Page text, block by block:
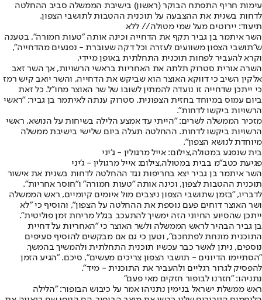
עימות חריף התפתח הבוקר (ראשון) בישיבת הממשלה סביב ההחלטה
לדחות בשנית את ההצבעה על תוכנית ההטבות לתושבי הצפון.
תיעוד: יירוטים מעל שמי מטולה// ללא
השר איתמר בן גביר תקף את הדחייה וכינה אותה "טעות חמורה", בטענה
ש"תושבי הצפון משוועים לעזרה וכל דקה שעוברת - נפגעים מהדחייה",
וקרא להעביר לפחות תוכנית התחלתית באופן מיידי.
השרה אורית סטרוק תלתה את האחריות בראשי הרשויות, אך השר זאב
אלקין השיב כי דווקא האוצר הוא שביקש את הדחייה, והשר יואב קיש רמז
כי ייתכן שדחייה זו נועדה להמתין לשובו של שר האוצר מחו"ל. כל זאת
ביום עמוס במיוחד בחזית הצפונית. סטרוק ענתה לאיתמר בן גביר: "ראשי
הרשויות ביקשו לדחות".
מזכיר הממשלה לשרים: "הייתי עד אמצע הלילה בשיחות על הנושא. ראשי
הרשויות ביקשו לדחות. ההחלטה תעלה ביום שלישי בישיבת ממשלה
מיוחדת לנושא הצפון".
בית שנפגע במטולה,צילום: אייל מרגולין - ג'יני
פגיעת כטב"מ בבית במטולה,צילום: אייל מרגולין - ג'יני
השר איתמר בן גביר יצא בחריפות נגד ההחלטה לדחות בשנית את אישור
תוכנית ההטבות לצפון, וכינה אותה "טעות חמורה" ו"חוסר אחריות".
לדבריו, "בזמן שתושבי הצפון ניצבים מול איומים קיומיים, ראש הממשלה
ושר האוצר דוחים פעם נוספת את ההחלטה על הצפון", והוסיף כי "לא
ייתכן שהסיוע החיוני הזה ימשיך להתעכב בגלל מריחת זמן פוליטית".
בן גביר הבהיר לראש הממשלה ולשר האוצר כי "האחריות על דחיית
התוכנית מונחת לפתחכם", וטען כי גם אם מבקשים להוסיף סעיפים
נוספים, ניתן לאשר כבר עכשיו תוכנית התחלתית ולהמשיך בהמשך.
"הסתיימו הדיונים - תושבי הצפון צריכים מעשים", סיכם. "הגיע הזמן
להפסיק לגרור רגליים ולהעביר את התוכנית - מיד".
נתניהו: ״חזרנו לבופור חזקים מאי פעם״
ראש ממשלת ישראל בנימין נתניהו אמר על כיבוש הבופור: "הלילה